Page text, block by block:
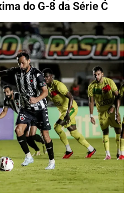
do G-8 da Série C